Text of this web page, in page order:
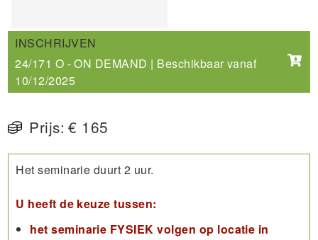
INSCHRIJVEN
24/171 O - ON DEMAND | Beschikbaar vanaf
10/12/2025
Prijs: € 165
Het seminarie duurt 2 uur.
U heeft de keuze tussen:
het seminarie FYSIEK volgen op locatie in